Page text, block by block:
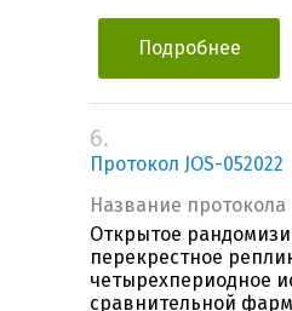
Подробнее
6.
Протокол JOS-052022
Название протокола
Открытое
перекрестное
четырехпериодное
сравнительной